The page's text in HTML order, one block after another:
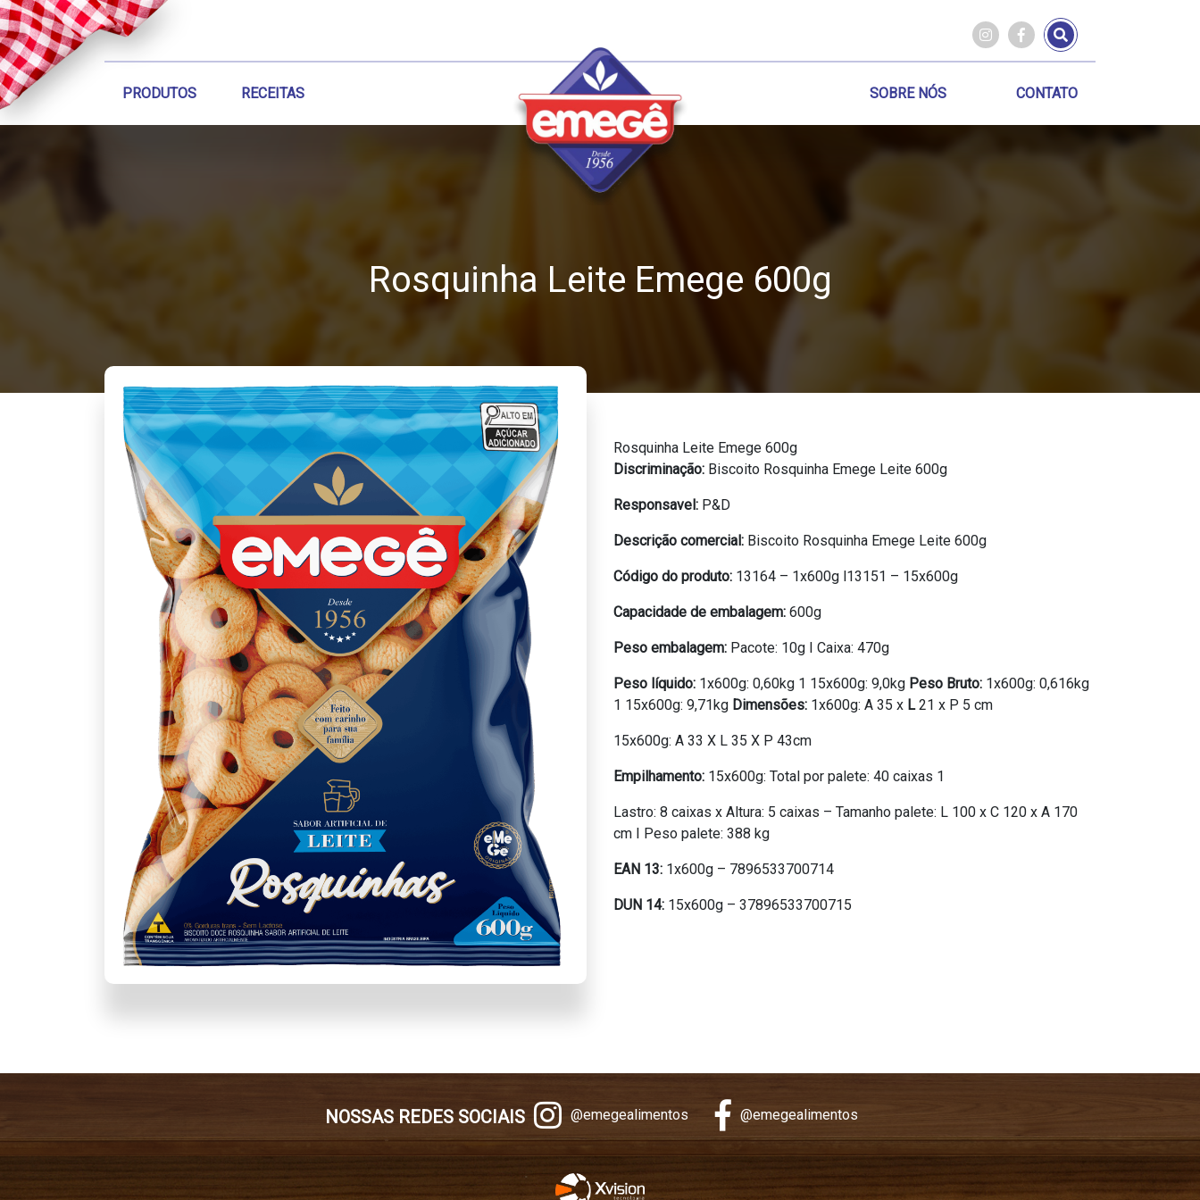
PRODUTOS RECEITAS SOBRE NÓS CONTATO
Rosquinha Leite Emege 600g
Rosquinha Leite Emege 600g
Discriminação: Biscoito Rosquinha Emege Leite 600g
Responsavel: P&D
Descrição comercial: Biscoito Rosquinha Emege Leite 600g
Código do produto: 13164 – 1x600g l13151 – 15x600g
Capacidade de embalagem: 600g
Peso embalagem: Pacote: 10g I Caixa: 470g
Peso líquido: 1x600g: 0,60kg 1 15x600g: 9,0kg Peso Bruto: 1x600g: 0,616kg
1 15x600g: 9,71kg Dimensões: 1x600g: A 35 x L21 x P 5 cm
15x600g: A 33 X L 35 X P 43cm
Empilhamento: 15x600g: Total por palete: 40 caixas 1
Lastro: 8 caixas x Altura: 5 caixas – Tamanho palete: L 100 x C 120 x A 170
cm I Peso palete: 388 kg
EAN 13: 1x600g – 7896533700714
DUN 14: 15x600g – 37896533700715
NOSSAS REDES SOCIAIS @emegealimentos @emegealimentos